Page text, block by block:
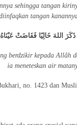
sehingga tangan
tangan
اللهَ خَالِيًا فَفَاضَتْ عَيْنَاهُ
berdzikir kepada Allâh
ia meneteskan air
no. 1423 dan